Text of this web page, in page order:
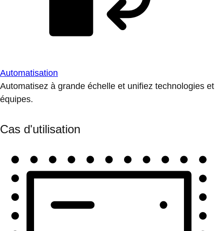
Automatisation
Automatisez à grande échelle et unifiez technologies et
équipes.
Cas d'utilisation